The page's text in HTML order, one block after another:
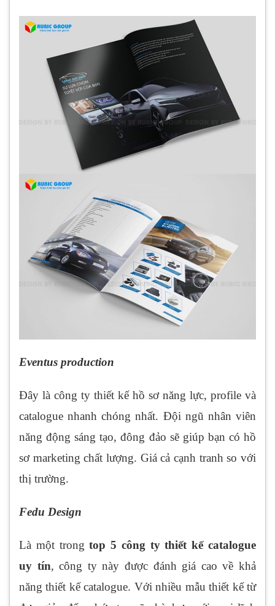
Eventus production
Đây là công ty thiết kế hồ sơ năng lực, profile và
catalogue nhanh chóng nhất. Đội ngũ nhân viên
năng động sáng tạo, đông đảo sẽ giúp bạn có hồ
sơ marketing chất lượng. Giá cả cạnh tranh so với
thị trường.
Fedu Design
Là một trong top 5 công ty thiết kế catalogue
uy tín, công ty này được đánh giá cao về khả
năng thiết kế catalogue. Với nhiều mẫu thiết kế từ